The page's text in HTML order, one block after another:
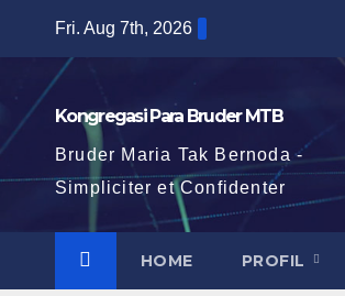
content
Fri. Aug 7th, 2026
Kongregasi Para Bruder MTB
Bruder Maria Tak Bernoda -
Simpliciter et Confidenter
HOME PROFIL